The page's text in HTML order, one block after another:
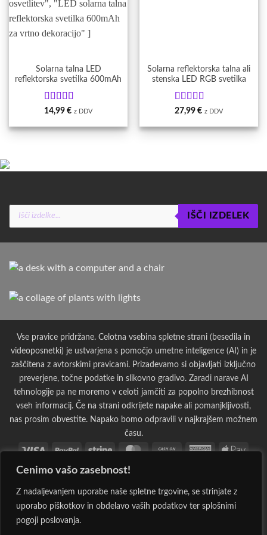
Cenimo vašo zasebnost!
Z nadaljevanjem uporabe naše spletne trgovine, se strinjate z
uporabo piškotkov in obdelavo vaših podatkov ter splošnimi
pogoji poslovanja.
Solarna talna LED
reflektorska svetilka 600mAh
Ocenjeno5
14,99 € z DDV
Solarna reflektorska talna ali
stenska LED RGB svetilka
Ocenjeno5
27,99 € z DDV
Products
search
IŠČI IZDELEK
Vse pravice pridržane. Celotna vsebina spletne strani (besedila in
videoposnetki) je ustvarjena s pomočjo umetne inteligence (AI) in je
zaščitena z avtorskimi pravicami. Prizadevamo si objavljati izključno
preverjene, točne podatke in slikovno gradivo. Zaradi narave AI
tehnologije pa ne moremo v celoti jamčiti za popolno brezhibnost
vseh informacij. Če na strani odkrijete napake ali pomanjkljivosti,
nas prosim obvestite. Napako bomo odpravili v najkrajšem možnem
času.
Visa
PayPal Stripe MasterCardCash
AmericanApple
Bank
Cash
Pickup
Credit
Maestro MasterCard
2
PayPal
2
Visa
Electron
Western
Union
Discover
JCB Klarna Rechung Sepa
Visa